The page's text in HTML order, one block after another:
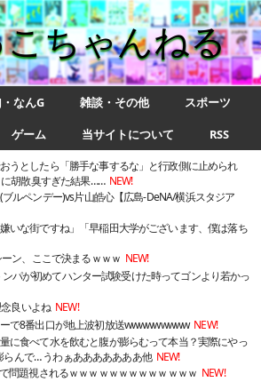
ちゃんねる
なんG 雑談・その他
スポーツ
ゲーム 当サイトについて RSS
うとしたら「勝手な事するな」と行政側に止められ
胡散臭すぎた結果…… NEW!
ブルペンデー)vs片山皓心【広島-DeNA/横浜スタジア
いな街ですね」「早稲田大学がございます、僕は落ち
ーン、ここで決まるｗｗｗ NEW!
ンパが初めてハンター試験受けた時ってゴンより若かっ
念良いよね NEW!
で8番出口が地上波初放送wwwwwwwww NEW!
に食べて水を飲むと腹が膨らむって本当？実際にやっ
んで… うわぁあああああああ他 NEW!
問題視されるｗｗｗｗｗｗｗｗｗｗｗｗｗ NEW!